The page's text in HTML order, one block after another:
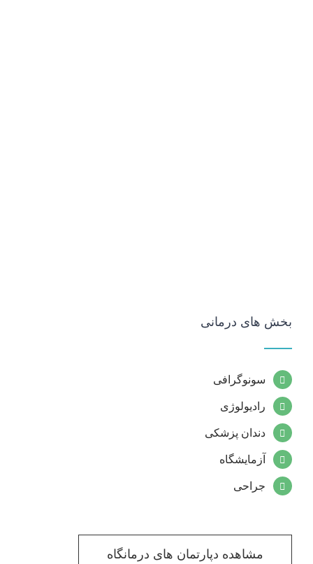
بخش های درمانی
سونوگرافی
رادیولوژی
دندان پزشکی
آزمایشگاه
جراحی
مشاهده دپارتمان های درمانگاه